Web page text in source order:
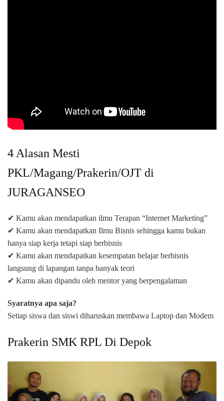
4 Alasan Mesti
PKL/Magang/Prakerin/OJT di
JURAGANSEO
✔ Kamu akan mendapatkan ilmu Terapan “Internet Marketing”
✔ Kamu akan mendapatkan Ilmu Bisnis sehingga kamu bukan
hanya siap kerja tetapi siap berbisnis
✔ Kamu akan mendapatkan kesempatan belajar berbisnis
langsung di lapangan tanpa banyak teori
✔ Kamu akan dipandu oleh mentor yang berpengalaman
Syaratnya apa saja?
Setiap siswa dan siswi diharuskan membawa Laptop dan Modem
Prakerin SMK RPL Di Depok